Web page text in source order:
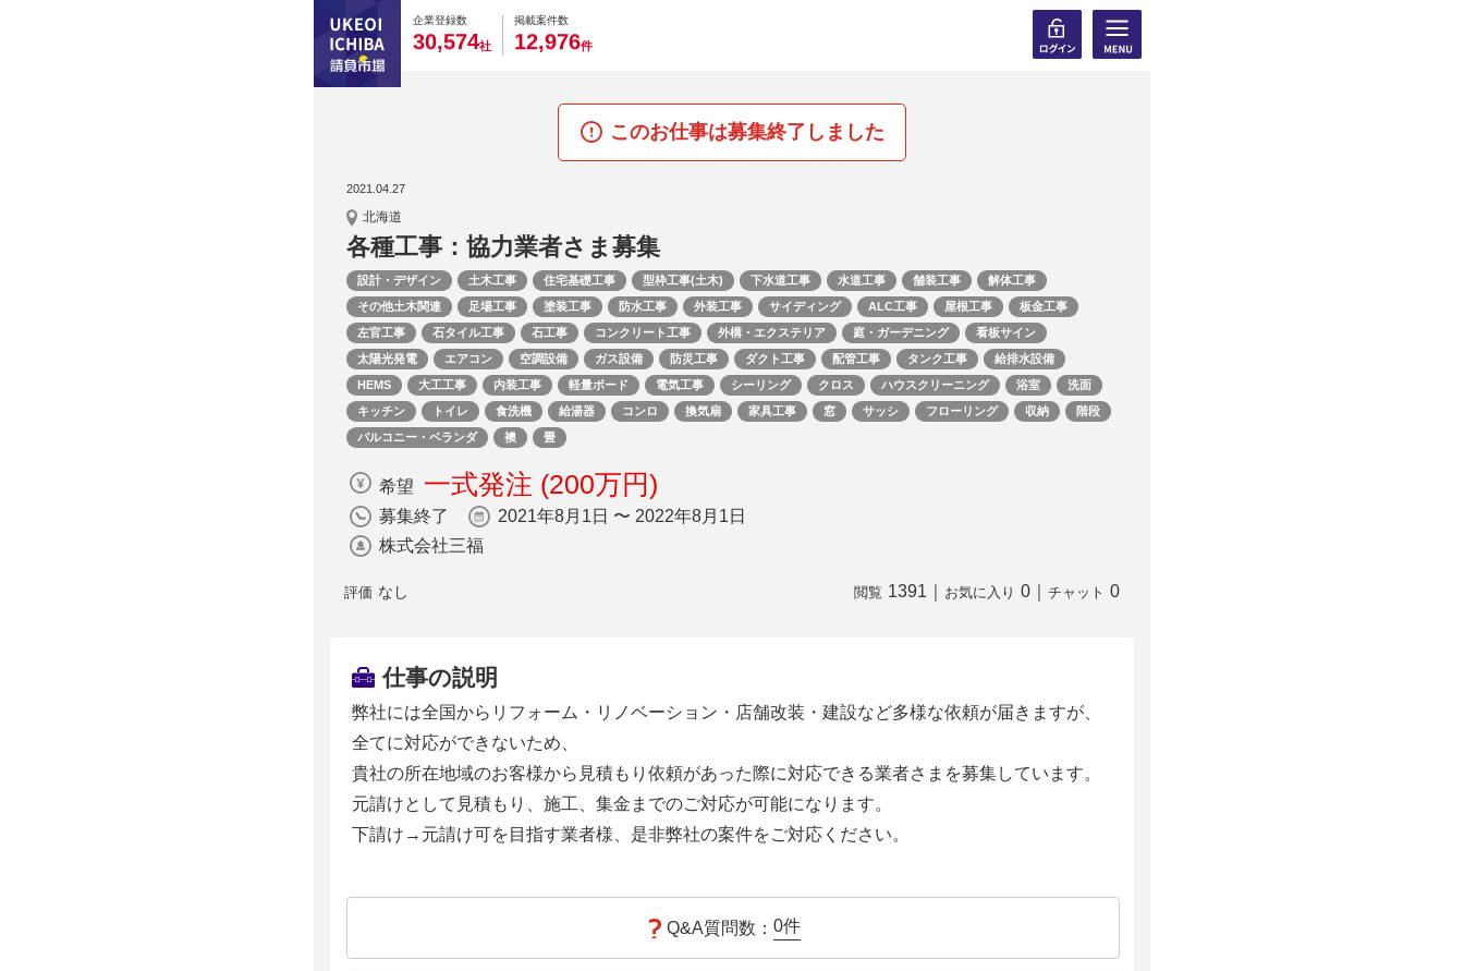
企業登録数
0
3
0
0,
0
5
0
74社
掲載案件数
0
1
0
2,
0
9
0
76件
このお仕事は募集終了しました
2021.04.27
北海道
各種工事：協力業者さま募集
設計・デザイン 土木工事 住宅基礎工事 型枠工事(土木) 下水道工事 水道工事 舗装工事
解体工事
その他土木関連
足場工事 塗装工事 防水工事 外装工事 サイディング ALC工事 屋根工事
板金工事
左官工事
石タイル工事 石工事 コンクリート工事 外構・エクステリア 庭・ガーデニング
看板サイン
太陽光発電
エアコン 空調設備 ガス設備 防災工事 ダクト工事 配管工事 タンク工事
給排水設備
HEMS
大工工事 内装工事 軽量ボード 電気工事 シーリング クロス ハウスクリーニング 浴室
洗面
キッチン
トイレ 食洗機 給湯器 コンロ 換気扇 家具工事 窓 サッシ フローリング 収納
階段
バルコニー・ベランダ
襖 畳
希望 一式発注 (200万円)
募集終了
2021年8月1日 〜 2022年8月1日
株式会社三福
評価 なし 閲覧 1391 お気に入り 0 チャット 0
仕事の説明
弊社には全国からリフォーム・リノベーション・店舗改装・建設など多様な依頼が届きますが、
全てに対応ができないため、
貴社の所在地域のお客様から見積もり依頼があった際に対応できる業者さまを募集しています。
元請けとして見積もり、施工、集金までのご対応が可能になります。
下請け→元請け可を目指す業者様、是非弊社の案件をご対応ください。
Q&A質問数： 0件